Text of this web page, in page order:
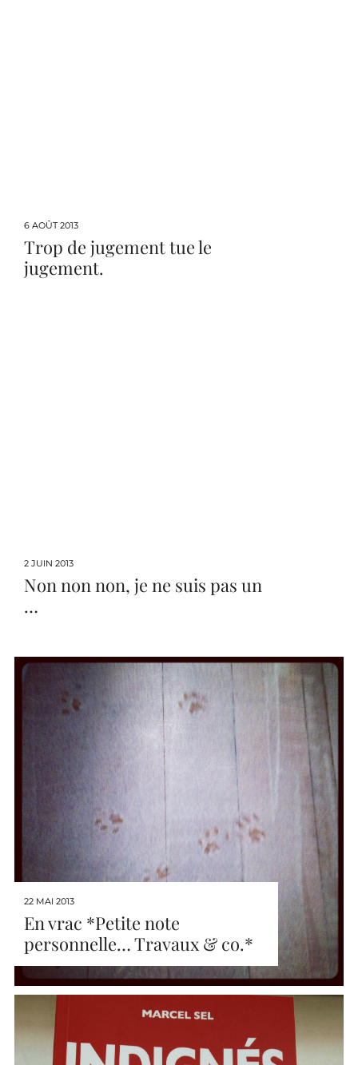
6 AOÛT 2013
Trop de jugement tue le
jugement.
2 JUIN 2013
Non non non, je ne suis pas un
…
22 MAI 2013
En vrac *Petite note
personnelle… Travaux & co.*